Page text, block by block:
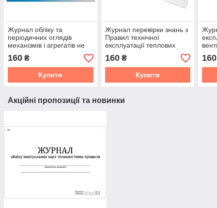
Журнал обліку та
періодичних оглядів
механізмів і агрегатів не
підконтрольних
Держгіртехнагляду
160 ₴
Купити
Журнал перевірки знань з
Правил технічної
експлуатації теплових
установок і мереж та НД з
охорони праці
160₴
Купити
160
Акційні пропозиції та новинки